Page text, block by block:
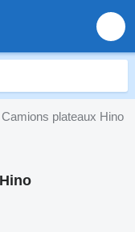
Camions plateaux Hino